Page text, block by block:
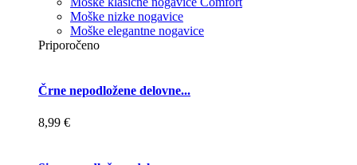
Moške nizke nogavice
Moške elegantne nogavice
Priporočeno
Črne nepodložene delovne...
8,99 €